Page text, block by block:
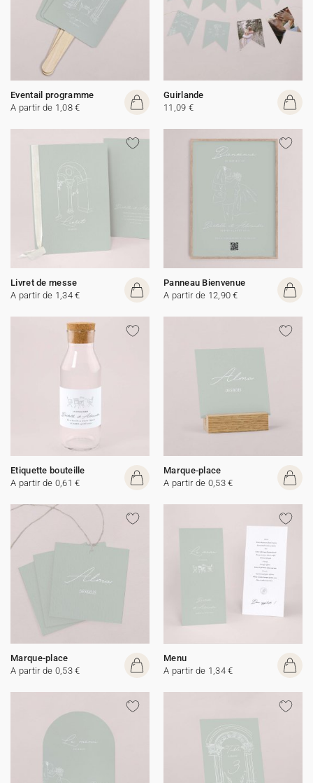
Eventail programme
A partir de 1,08 €
Guirlande
11,09 €
Livret de messe
A partir de 1,34 €
Panneau Bienvenue
A partir de 12,90 €
Etiquette bouteille
A partir de 0,61 €
Marque-place
A partir de 0,53 €
Marque-place
A partir de 0,53 €
Menu
A partir de 1,34 €